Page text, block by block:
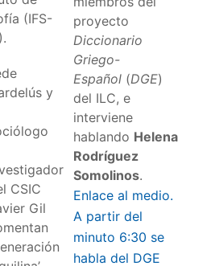
(IFS-
y
CSIC
Gil
proyecto
Diccionario
Griego-
Español(DGE)
del ILC, e
interviene
hablando Helena
Rodríguez
Somolinos.
Enlace al medio.
A partir del
minuto 6:30 se
habla del DGE